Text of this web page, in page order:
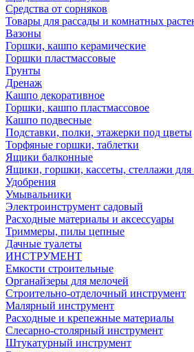
Средства от сорняков
Товары для рассады и комнатных
Вазоны
Горшки, кашпо керамические
Горшки пластмассовые
Грунты
Дренаж
Кашпо декоративное
Горшки, кашпо пластмассовое
Кашпо подвесные
Подставки, полки, этажерки под цветы
Торфяные горшки, таблетки
Ящики балконные
Ящики, горшки, кассеты, стеллажи для
Удобрения
Умывальники
Электроинструмент садовый
Расходные материалы и аксессуары
Триммеры, пилы цепные
Дачные туалеты
ИНСТРУМЕНТ
Емкости строительные
Органайзеры для мелочей
Строительно-отделочный инструмент
Малярный инструмент
Расходные и крепежные материалы
Слесарно-столярный инструмент
Штукатурный инструмент